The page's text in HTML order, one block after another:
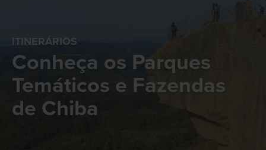
ITINERÁRIOS
Conheça os Parques
Temáticos e Fazendas
de Chiba